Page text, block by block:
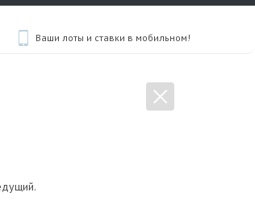
Ваши лоты и ставки в мобильном!